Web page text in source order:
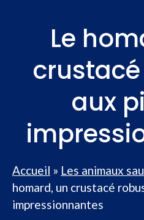
Le
aux
Accueil » Les animaux
homard, un crustacé
impressionnantes